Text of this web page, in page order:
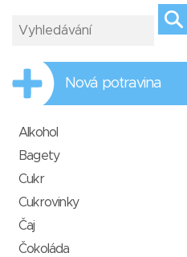
Nová potravina
Alkohol
Bagety
Cukr
Cukrovinky
Čaj
Čokoláda